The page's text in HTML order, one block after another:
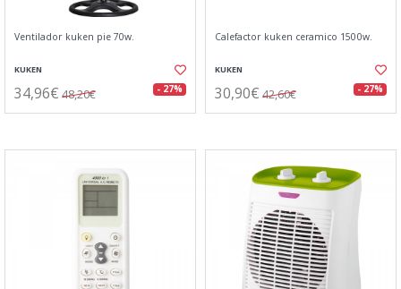
Ventilador kuken pie 70w.
KUKEN
34,96€ 48,20€ - 27%
Calefactor kuken ceramico 1500w.
KUKEN
30,90€ 42,60€ - 27%